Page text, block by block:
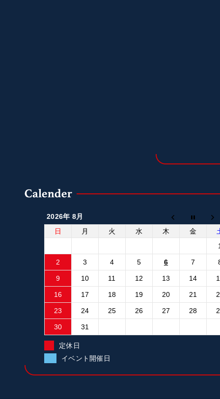
2026年 8月
日
月 火 水 木 金
2 3 4 5 6 7
9 10 11 12 13 14
16 17 18 19 20 21
23 24 25 26 27 28
30 31
定休日
イベント開催日